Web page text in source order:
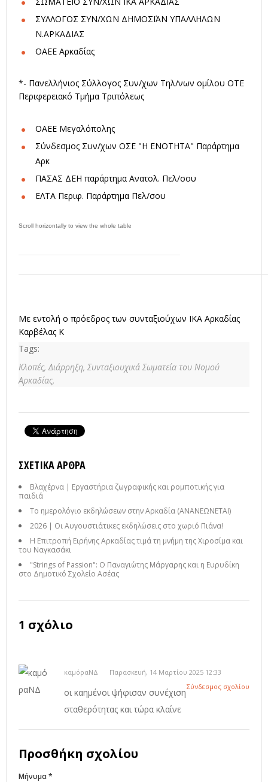
ΣΥΛΛΟΓΟΣ ΣΥΝ/ΧΩΝ ΔΗΜΟΣΙΆΝ ΥΠΑΛΛΗΛΩΝ
Ν.ΑΡΚΑΔΙΑΣ
ΟΑΕΕ Αρκαδίας
*- Πανελλήνιος Σύλλογος Συν/χων Τηλ/νων ομίλου ΟΤΕ
Περιφερειακό Τμήμα Τριπόλεως
ΟΑΕΕ Μεγαλόπολης
Σύνδεσμος Συν/χων ΟΣΕ "Η ΕΝΟΤΗΤΑ" Παράρτημα
Αρκ
ΠΑΣΑΣ ΔΕΗ παράρτημα Ανατολ. Πελ/σου
ΕΛΤΑ Περιφ. Παράρτημα Πελ/σου
Με εντολή ο πρόεδρος των συνταξιούχων ΙΚΑ Αρκαδίας
Καρβέλας Κ
Tags:
Κλοπές, Διάρρηξη, Συνταξιουχικά Σωματεία του Νομού
Αρκαδίας,
ΣΧΕΤΙΚΆ ΆΡΘΡΑ
Βλαχέρνα | Εργαστήρια ζωγραφικής και ρομποτικής για
παιδιά
Το ημερολόγιο εκδηλώσεων στην Αρκαδία (ΑΝΑΝΕΩΝΕΤΑΙ)
2026 | Οι Αυγουστιάτικες εκδηλώσεις στο χωριό Πιάνα!
Η Επιτροπή Ειρήνης Αρκαδίας τιμά τη μνήμη της Χιροσίμα και
του Ναγκασάκι
"Strings of Passion": Ο Παναγιώτης Μάργαρης και η Ευρυδίκη
στο Δημοτικό Σχολείο Ασέας
1 σχόλιο
καμόραΝΔ
Παρασκευή, 14 Μαρτίου 2025 12:33
Σύνδεσμος σχολίου
οι καημένοι ψήφισαν συνέχιση
σταθερότητας και τώρα κλαίνε
Προσθήκη σχολίου
Μήνυμα *